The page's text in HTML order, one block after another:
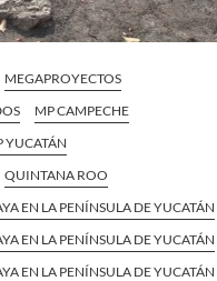
MEGAPROYECTOS
MP CAMPECHE
YUCATÁN
QUINTANA ROO
EN LA PENÍNSULA DE YUCATÁN
EN LA PENÍNSULA DE YUCATÁN
EN LA PENÍNSULA DE YUCATÁN